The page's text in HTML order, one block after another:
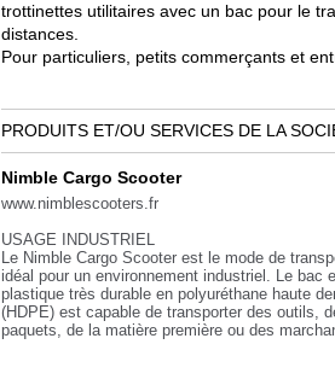
trottinettes utilitaires avec un bac pour le
distances.
Pour particuliers, petits commerçants et
PRODUITS ET/OU SERVICES DE LA
Nimble Cargo Scooter
www.nimblescooters.fr
USAGE INDUSTRIEL
Le Nimble Cargo Scooter est le mode de
idéal pour un environnement industriel. Le bac
plastique très durable en polyuréthane haute
(HDPE) est capable de transporter des outils,
paquets, de la matière première ou des